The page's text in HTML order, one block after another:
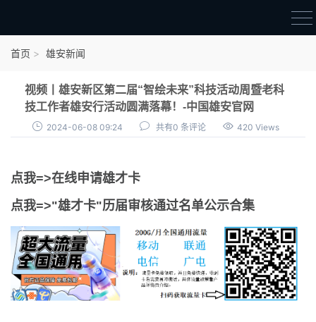
点我申领雄才卡
审核通过公示
首页 雄安新闻
视频丨雄安新区第二届“智绘未来”科技活动周暨老科
技工作者雄安行活动圆满落幕！-中国雄安官网
2024-06-08 09:24 共有0 条评论 420 Views
点我=>在线申请雄才卡
点我=>"雄才卡"历届审核通过名单公示合集